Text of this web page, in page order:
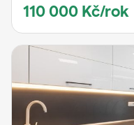
110 000 Kč/rok